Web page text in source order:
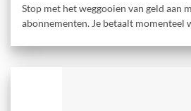
Stop met het weggooien van geld aan
abonnementen. Je betaalt momenteel